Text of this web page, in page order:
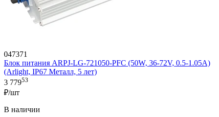
047371
Блок питания ARPJ-LG-721050-PFC (50W, 36-72V, 0.5-1.05A)
(Arlight, IP67 Металл, 5 лет)
3 77953
₽/шт
В наличии